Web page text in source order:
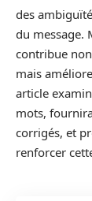
des
du message.
contribue
mais
article
mots,
corrigés, et
renforcer